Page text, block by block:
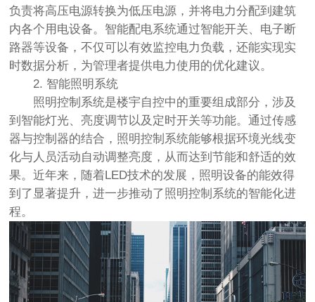
负责将高压电源转换为低压电源，并将电力分配到建筑
内各个用电设备。智能配电系统通过智能开关、电子断
路器等设备，不仅可以有效监控电力负载，还能实现实
时数据分析，为管理者提供电力使用的优化建议。
2. 智能照明系统
照明控制系统是楼宇自控中的重要组成部分，涉及
到智能灯光、亮度调节以及定时开关等功能。通过传感
器与控制器的结合，照明控制系统能够根据环境光线变
化与人员活动自动调整亮度，从而达到节能和舒适的效
果。近年来，随着LED技术的发展，照明设备的能效得
到了显著提升，进一步推动了照明控制系统的智能化进
程。